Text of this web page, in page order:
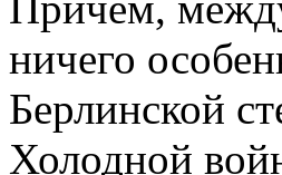
ничего
Берлинской
Холодной